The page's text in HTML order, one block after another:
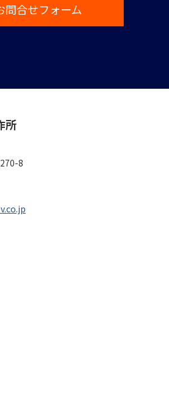
問合せフォーム
所
8